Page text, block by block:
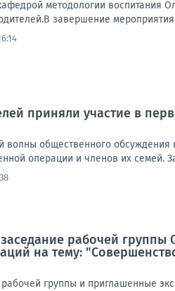
методологии воспитания
завершение
приняли участие в
волны общественного
операции и членов их семей.
заседание рабочей
на тему:
группы и приглашенные